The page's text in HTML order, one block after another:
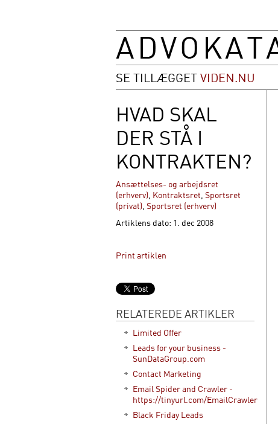
SE TILLÆGGETVIDEN.NU
HVAD SKAL
DER STÅ I
KONTRAKTEN?
Ansættelses- og arbejdsret
(erhverv) Kontraktsret Sportsret
(privat) Sportsret (erhverv)
Artiklens dato: 1. dec 2008
Print artiklen
RELATEREDE ARTIKLER
Limited Offer
Leads for your business -
SunDataGroup.com
Contact Marketing
Email Spider and Crawler -
https://tinyurl.com/EmailCrawler
Black Friday Leads